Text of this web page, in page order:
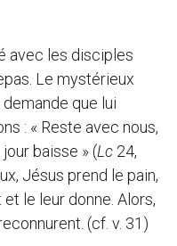
avec les disciples
Le mystérieux
que lui
: « Reste avec nous,
baisse » (Lc 24,
Jésus prend le pain,
le leur donne. Alors,
(cf. v. 31)